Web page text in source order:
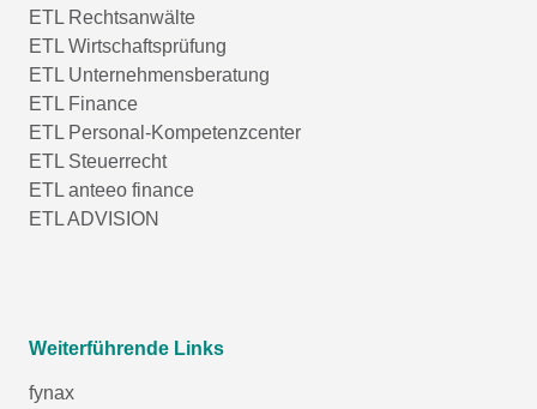
ETL Rechtsanwälte
ETL Wirtschaftsprüfung
ETL Unternehmensberatung
ETL Finance
ETL Personal-Kompetenzcenter
ETL Steuerrecht
ETL anteeo finance
ETL ADVISION
Weiterführende Links
fynax